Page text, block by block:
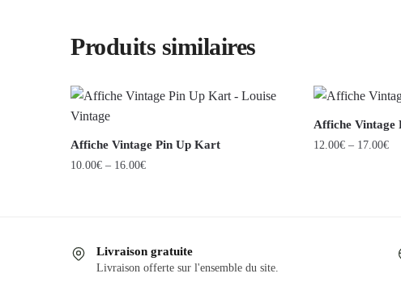
Produits similaires
Affiche Vintage Pin Up Kart
10.00€ – 16.00€
plusieurs
variations.
Affiche Vintage
12.00€ – 17.00€
Livraison gratuite
Livraison offerte sur l'ensemble du site.